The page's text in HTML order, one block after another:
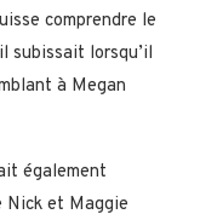
comprendre le
subissait lorsqu’il
à Megan
également
Nick et Maggie